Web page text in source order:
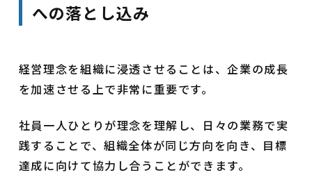
への落とし込み
経営理念を組織に浸透させることは、企業の成長
を加速させる上で非常に重要です。
社員一人ひとりが理念を理解し、日々の業務で実
践することで、組織全体が同じ方向を向き、目標
達成に向けて協力し合うことができます。